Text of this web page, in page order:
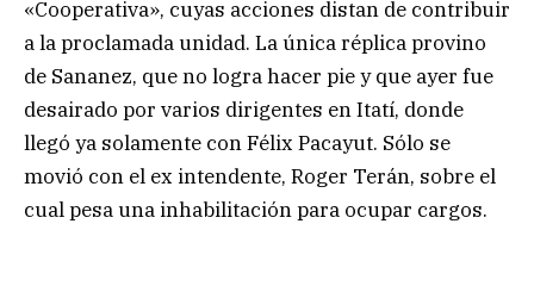
«Cooperativa», cuyas acciones distan de contribuir
a la proclamada unidad. La única réplica provino
de Sananez, que no logra hacer pie y que ayer fue
desairado por varios dirigentes en Itatí, donde
llegó ya solamente con Félix Pacayut. Sólo se
movió con el ex intendente, Roger Terán, sobre el
cual pesa una inhabilitación para ocupar cargos.